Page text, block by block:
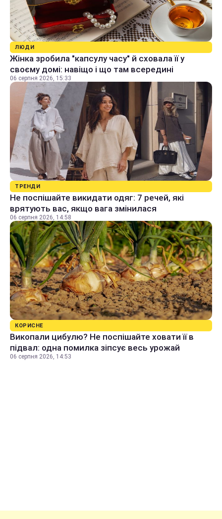
ЛЮДИ
Жінка зробила "капсулу часу" й сховала її у
своєму домі: навіщо і що там всередині
06 серпня 2026, 15:33
ТРЕНДИ
Не поспішайте викидати одяг: 7 речей, які
врятують вас, якщо вага змінилася
06 серпня 2026, 14:58
КОРИСНЕ
Викопали цибулю? Не поспішайте ховати її в
підвал: одна помилка зіпсує весь урожай
06 серпня 2026, 14:53